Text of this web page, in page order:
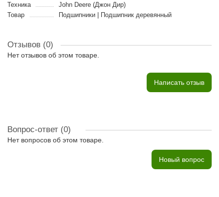
Техника
John Deere (Джон Дир)
Товар
Подшипники | Подшипник деревянный
Отзывов (0)
Нет отзывов об этом товаре.
Написать отзыв
Вопрос-ответ (0)
Нет вопросов об этом товаре.
Новый вопрос